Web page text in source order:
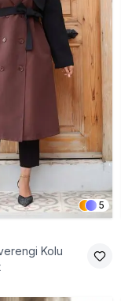
5
Kolu